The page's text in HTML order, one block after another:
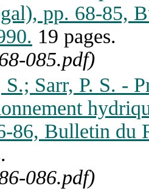
pp. 68-85,
19 pages.
085.pdf)
S.; Sarr, P. S. -
86, Bulletin du
086.pdf)